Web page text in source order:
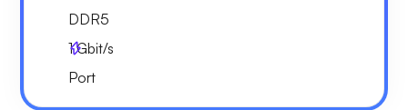
DDR5
1Gbit/s
Port